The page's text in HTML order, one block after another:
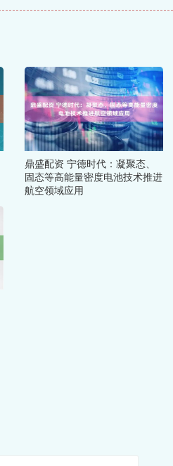
鼎盛配资 宁德时代：凝聚态、
固态等高能量密度电池技术推进
航空领域应用